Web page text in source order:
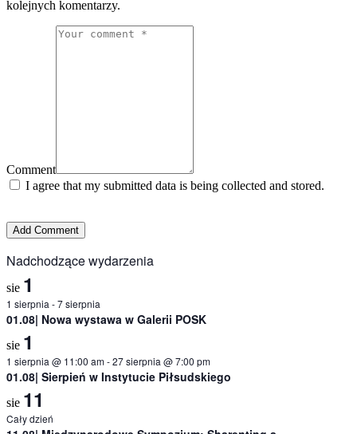
kolejnych komentarzy.
Comment
I agree that my submitted data is being collected and stored.
Nadchodzące wydarzenia
sie 1
1 sierpnia -7 sierpnia
01.08| Nowa wystawa w Galerii POSK
sie 1
1 sierpnia @ 11:00 am-27 sierpnia @ 7:00 pm
01.08| Sierpień w Instytucie Piłsudskiego
sie 11
Cały dzień